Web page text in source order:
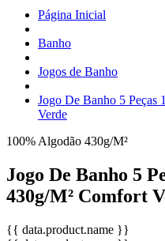
Página Inicial
Banho
Jogos de Banho
Jogo De Banho 5 Peças
Verde
100% Algodão 430g/M²
Jogo De Banho 5
430g/M² Comfort
{{ data.product.name }}